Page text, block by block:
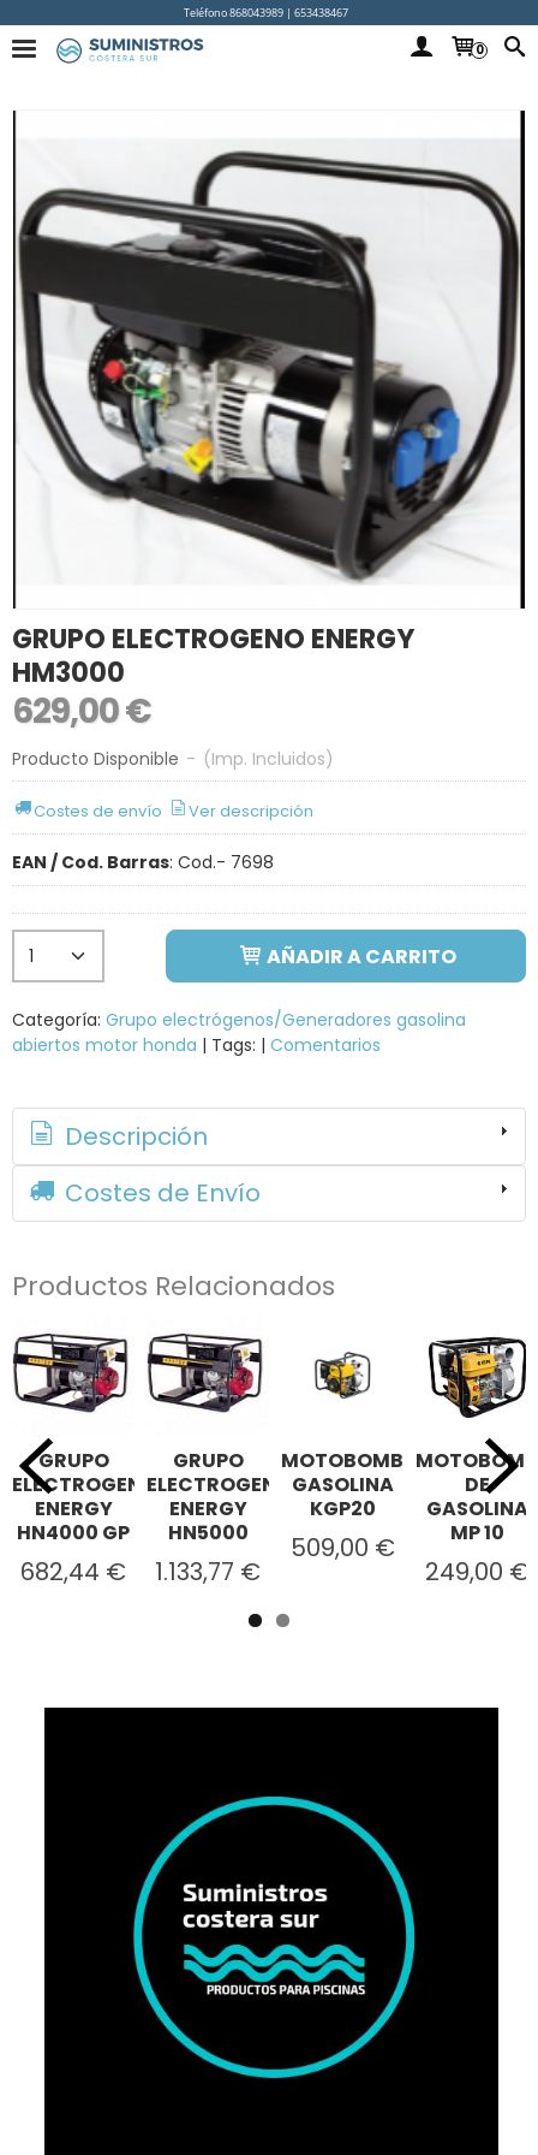
Teléfono 868043989 | 653438467
0
GRUPO ELECTROGENO ENERGY
HM3000
629,00 €
Producto Disponible - (Imp. Incluidos)
Costes de envío Ver descripción
EAN / Cod. Barras: Cod.- 7698
AÑADIR A CARRITO
Categoría: Grupo electrógenos/Generadores gasolina
abiertos motor honda | Tags: | Comentarios
Descripción
Costes de Envío
Productos Relacionados
GRUPO
ELECTROGENO
ENERGY
HN4000 GP
682,44 €
GRUPO
ELECTROGENO
ENERGY
HN5000
1.133,77 €
MOTOBOMBA
GASOLINA
KGP20
509,00 €
DE
GASOLINA
MP 10
249,00 €